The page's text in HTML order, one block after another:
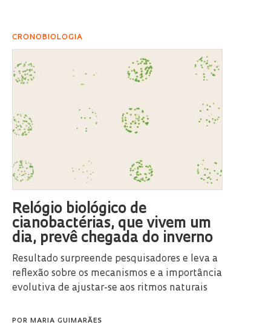
CRONOBIOLOGIA
Relógio biológico de
cianobactérias, que vivem um
dia, prevê chegada do inverno
Resultado surpreende pesquisadores e leva a
reflexão sobre os mecanismos e a importância
evolutiva de ajustar-se aos ritmos naturais
POR MARIA GUIMARÃES